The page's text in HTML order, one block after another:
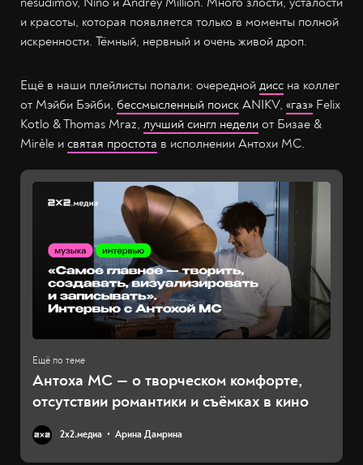
и красоты, которая появляется только в моменты полной
искренности. Тёмный, нервный и очень живой дроп.
Ещё в наши плейлисты попали: очередной дисс на коллег
от Мэйби Бэйби, бессмысленный поиск ANIKV, «газ» Felix
Kotlo & Thomas Mraz, лучший сингл недели от Бизае &
Mirèle и святая простота в исполнении Антохи МС.
Антоха МС — о творческом комфорте,
отсутствии романтики и съёмках в кино
2х2.медиа Арина Дамрина